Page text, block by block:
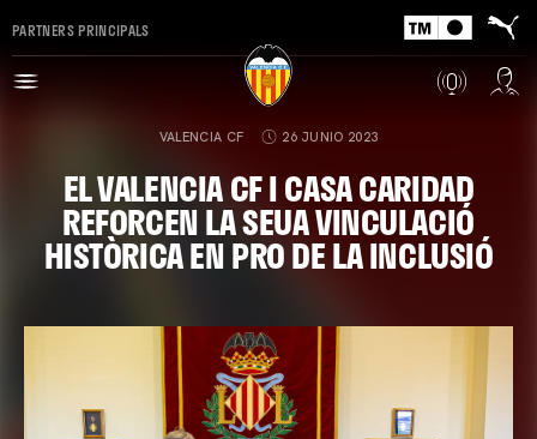
PARTNERS PRINCIPALS
VALENCIA CF 26 JUNIO 2023
EL VALENCIA CF I CASA CARIDAD
REFORCEN LA SEUA VINCULACIÓ
HISTÒRICA EN PRO DE LA INCLUSIÓ